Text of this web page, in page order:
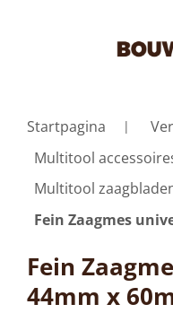
Startpagina
Multitool
Multitool
Fein Zaagmes
Fein
44mm x